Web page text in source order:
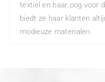
textiel en haar oog voor
biedt ze haar klanten
modieuze materialen.